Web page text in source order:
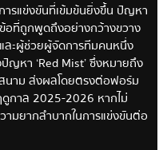
ารแข่งขันที่เข้มข้นยิ่งขึ้น ปัญหา
อที่ถูกพูดถึงอย่างกว้างขวาง
ละผู้ช่วยผู้จัดการทีมคนหนึ่ง
ญหา ‘Red Mist’ ซึ่งหมายถึง
สนาม ส่งผลโดยตรงต่อฟอร์ม
ดูกาล 2025-2026 หากไม่
มยากลำบากในการแข่งขันต่อ